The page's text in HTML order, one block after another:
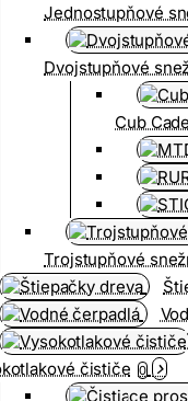
Jednostupňové
Dvojstupňové
Cub
Trojstupňové
čističe 0